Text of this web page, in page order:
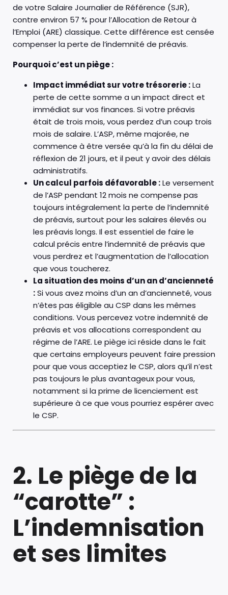
de votre Salaire Journalier de Référence (SJR),
contre environ 57 % pour l’Allocation de Retour à
l’Emploi (ARE) classique. Cette différence est censée
compenser la perte de l’indemnité de préavis.
Pourquoi c’est un piège :
Impact immédiat sur votre trésorerie :La
perte de cette somme a un impact direct et
immédiat sur vos finances. Si votre préavis
était de trois mois, vous perdez d’un coup trois
mois de salaire. L’ASP, même majorée, ne
commence à être versée qu’à la fin du délai de
réflexion de 21 jours, et il peut y avoir des délais
administratifs.
Un calcul parfois défavorable :Le versement
de l’ASP pendant 12 mois ne compense pas
toujours intégralement la perte de l’indemnité
de préavis, surtout pour les salaires élevés ou
les préavis longs. Il est essentiel de faire le
calcul précis entre l’indemnité de préavis que
vous perdrez et l’augmentation de l’allocation
que vous toucherez.
La situation des moins d’un an d’ancienneté
:Si vous avez moins d’un an d’ancienneté, vous
n’êtes pas éligible au CSP dans les mêmes
conditions. Vous percevez votre indemnité de
préavis et vos allocations correspondent au
régime de l’ARE. Le piège ici réside dans le fait
que certains employeurs peuvent faire pression
pour que vous acceptiez le CSP, alors qu’il n’est
pas toujours le plus avantageux pour vous,
notamment si la prime de licenciement est
supérieure à ce que vous pourriez espérer avec
le CSP.
2. Le piège de la
“carotte” :
L’indemnisation
et ses limites